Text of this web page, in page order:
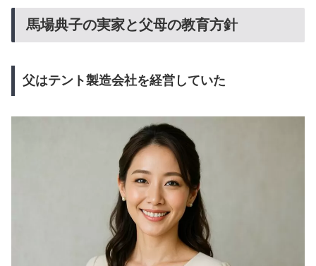
馬場典子の実家と父母の教育方針
父はテント製造会社を経営していた